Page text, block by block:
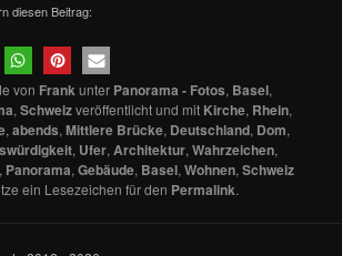
diesen Beitrag:
von Frankunter Panorama - Fotos, Basel,
,Schweizveröffentlicht und mit Kirche, Rhein,
,abends,Mittlere Brücke, Deutschland, Dom,
, Ufer, Architektur,Wahrzeichen,
, Panorama,Gebäude, Basel,Wohnen,Schweiz
ein Lesezeichen für den Permalink.